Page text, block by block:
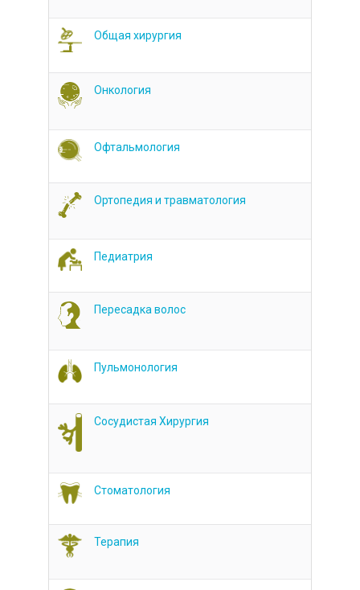
Общая хирургия
Онкология
Офтальмология
Ортопедия и травматология
Педиатрия
Пересадка волос
Пульмонология
Сосудистая Хирургия
Стоматология
Терапия